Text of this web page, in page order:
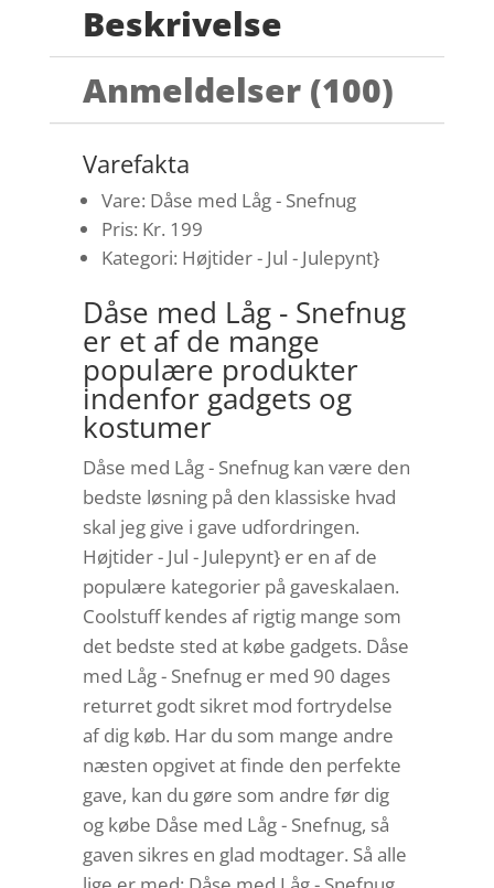
Beskrivelse
Anmeldelser (100)
Varefakta
Vare: Dåse med Låg - Snefnug
Pris: Kr. 199
Kategori: Højtider - Jul - Julepynt}
Dåse med Låg - Snefnug
er et af de mange
populære produkter
indenfor gadgets og
kostumer
Dåse med Låg - Snefnug kan være den
bedste løsning på den klassiske hvad
skal jeg give i gave udfordringen.
Højtider - Jul - Julepynt} er en af de
populære kategorier på gaveskalaen.
Coolstuff kendes af rigtig mange som
det bedste sted at købe gadgets. Dåse
med Låg - Snefnug er med 90 dages
returret godt sikret mod fortrydelse
af dig køb. Har du som mange andre
næsten opgivet at finde den perfekte
gave, kan du gøre som andre før dig
og købe Dåse med Låg - Snefnug, så
gaven sikres en glad modtager. Så alle